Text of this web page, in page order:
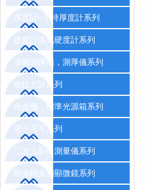
厚度計~手持厚度計系列
硬度計洛式硬度計系列
涂層測厚儀，測厚儀系列
推拉力計系列
色差儀，標準光源箱系列
電子天平系列
二次元影像測量儀系列
顯微鏡金相顯微鏡系列